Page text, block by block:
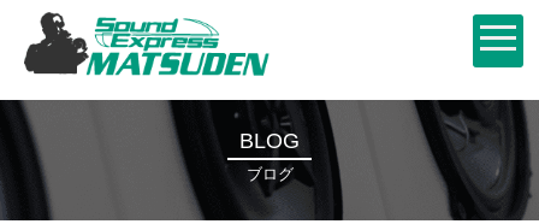
BLOG
ブログ